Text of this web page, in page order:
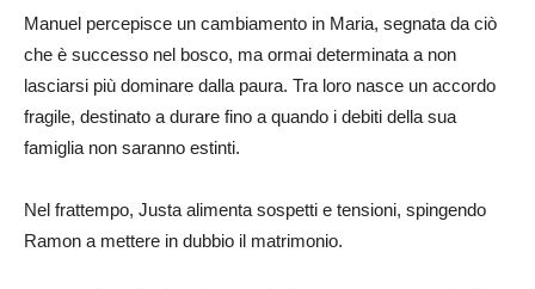
Manuel percepisce un cambiamento in Maria, segnata da ciò
che è successo nel bosco, ma ormai determinata a non
lasciarsi più dominare dalla paura. Tra loro nasce un accordo
fragile, destinato a durare fino a quando i debiti della sua
famiglia non saranno estinti.
Nel frattempo, Justa alimenta sospetti e tensioni, spingendo
Ramon a mettere in dubbio il matrimonio.